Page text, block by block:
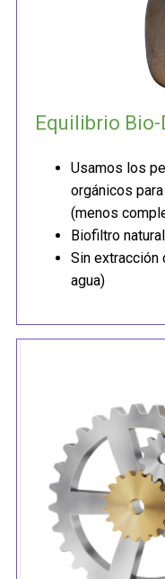
Equilibrio
Usamos los
orgánicos
(menos
Biofiltro
Sin extracción
agua)